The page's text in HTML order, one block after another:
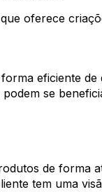
oferece
eficiente
se
de forma
tem uma